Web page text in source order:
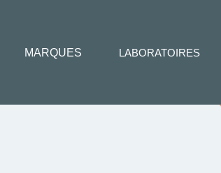
MARQUES LABORATOIRES